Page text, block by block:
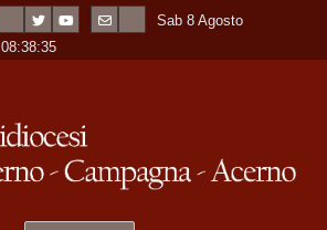
Sab 8 Agosto
-08:38:36